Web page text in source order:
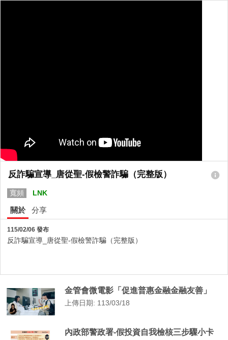
反詐騙宣導_唐從聖-假檢警詐騙（完整版）
寬頻 LNK
關於 分享
115/02/06 發布
反詐騙宣導_唐從聖-假檢警詐騙（完整版）
金管會微電影「促進普惠金融金融友善」
上傳日期: 113/03/18
內政部警政署-假投資自我檢核三步驟小卡